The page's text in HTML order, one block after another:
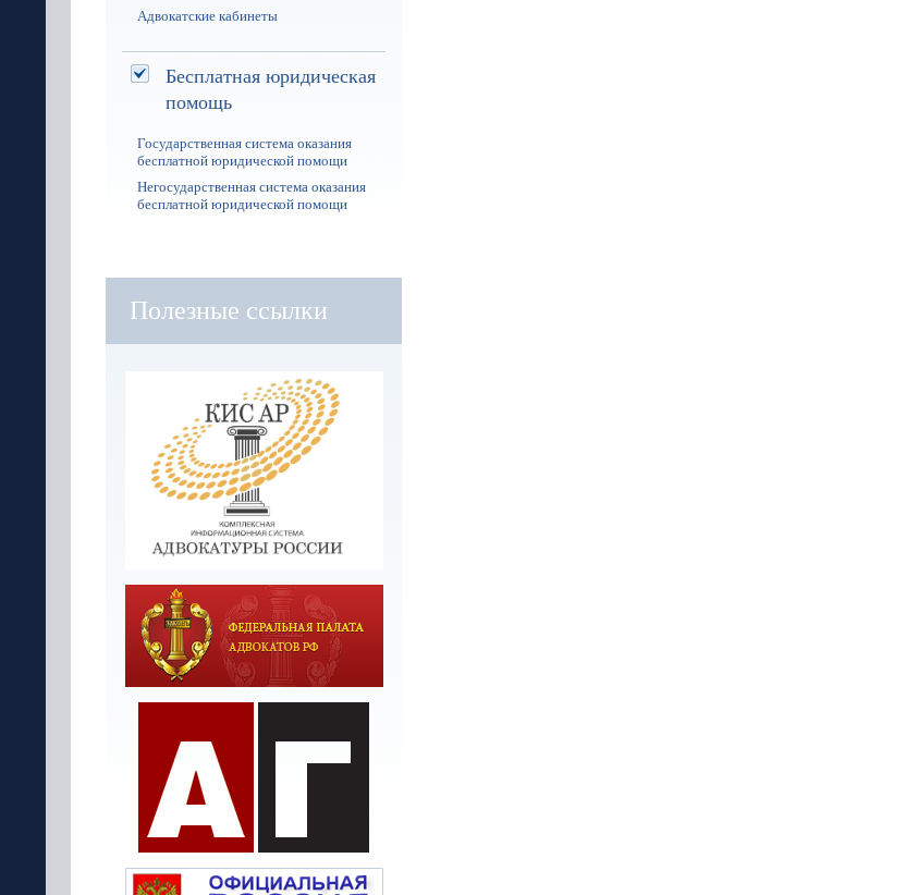
Адвокатские кабинеты
Бесплатная юридическая
помощь
Государственная система оказания
бесплатной юридической помощи
Негосударственная система оказания
бесплатной юридической помощи
Полезные ссылки